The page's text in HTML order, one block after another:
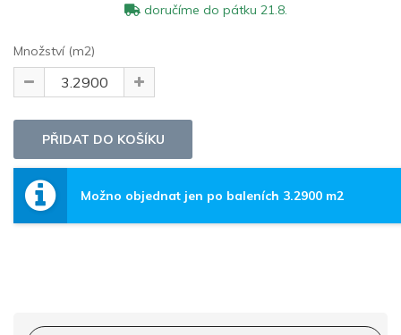
doručíme do pátku 21.8.
Množství (m2)
Možno objednat jen po baleních 3.2900 m2